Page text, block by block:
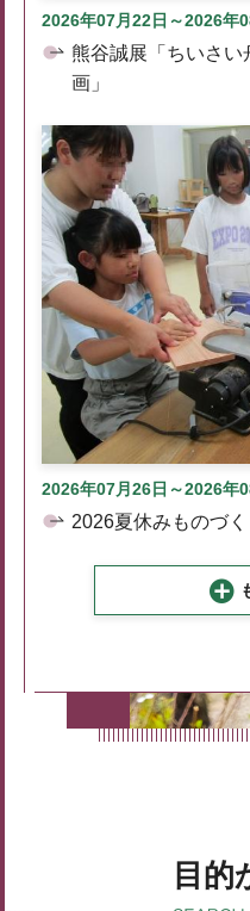
2026年07月22日～2026年
熊谷誠展「ちいさ
画」
2026年07月26日～2026年
2026夏休みものづ
目的